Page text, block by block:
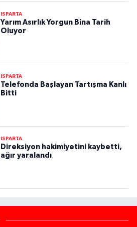
ISPARTA
Yarım Asırlık Yorgun Bina Tarih
Oluyor
ISPARTA
Telefonda Başlayan Tartışma Kanlı
Bitti
ISPARTA
Direksiyon hakimiyetini kaybetti,
ağır yaralandı